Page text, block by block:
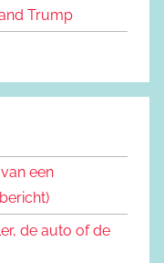
Trump
een
de auto of de